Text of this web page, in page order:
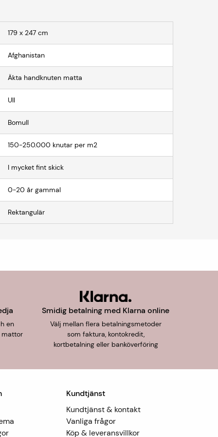
179 x 247 cm
Afghanistan
Äkta handknuten matta
Ull
Bomull
150-250.000 knutar per m2
I mycket fint skick
0-20 år gammal
Rektangulär
en
mattor
Smidig betalning med Klarna online
Välj mellan flera betalningsmetoder
som faktura, kontokredit,
kortbetalning eller banköverföring
Kundtjänst
Kundtjänst & kontakt
Vanliga frågor
Köp & leveransvillkor